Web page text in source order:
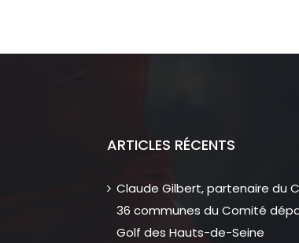
ARTICLES RÉCENTS
Claude Gilbert, partenaire du
36 communes du Comité
Golf des Hauts-de-Seine